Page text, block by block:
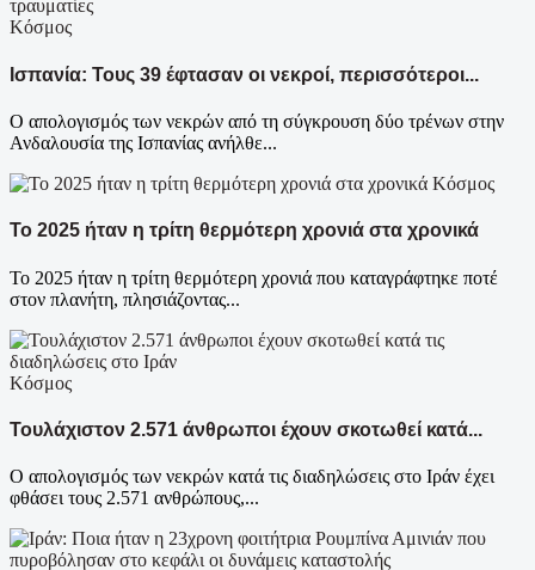
Κόσμος
Ισπανία: Τους 39 έφτασαν οι νεκροί, περισσότεροι...
Ο απολογισμός των νεκρών από τη σύγκρουση δύο τρένων στην
Ανδαλουσία της Ισπανίας ανήλθε...
Κόσμος
Το 2025 ήταν η τρίτη θερμότερη χρονιά στα χρονικά
Το 2025 ήταν η τρίτη θερμότερη χρονιά που καταγράφτηκε ποτέ
στον πλανήτη, πλησιάζοντας...
Κόσμος
Τουλάχιστον 2.571 άνθρωποι έχουν σκοτωθεί κατά...
Ο απολογισμός των νεκρών κατά τις διαδηλώσεις στο Ιράν έχει
φθάσει τους 2.571 ανθρώπους,...